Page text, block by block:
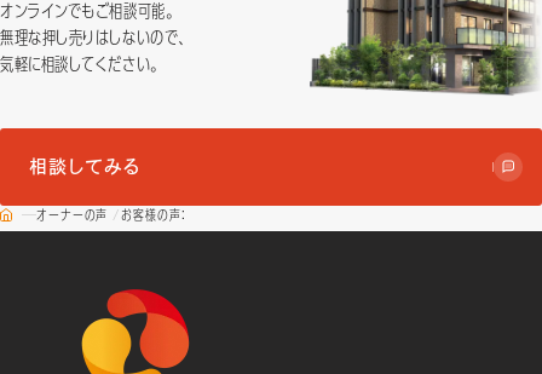
オンラインでもご相談可能。
無理な押し売りはしないので、
気軽に相談してください。
相談してみる
オーナーの声 お客様の声：